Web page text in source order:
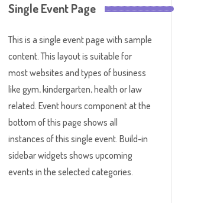
Single Event Page
This is a single event page with sample
content. This layout is suitable for
most websites and types of business
like gym, kindergarten, health or law
related. Event hours component at the
bottom of this page shows all
instances of this single event. Build-in
sidebar widgets shows upcoming
events in the selected categories.